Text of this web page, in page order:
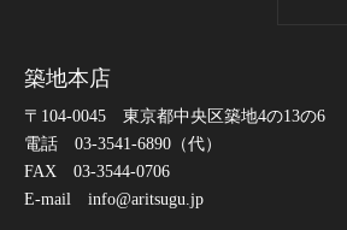
築地本店
〒104-0045 東京都中央区築地4の13の6
電話 03-3541-6890（代）
FAX 03-3544-0706
E-mail info@aritsugu.jp